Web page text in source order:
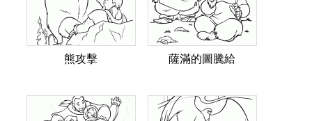
熊攻擊 薩滿的圖騰給